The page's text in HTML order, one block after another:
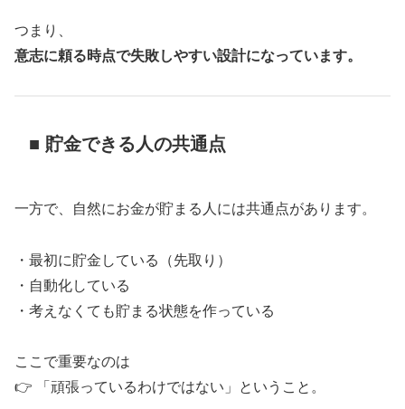
つまり、
意志に頼る時点で失敗しやすい設計になっています。
■ 貯金できる人の共通点
一方で、自然にお金が貯まる人には共通点があります。
・最初に貯金している（先取り）
・自動化している
・考えなくても貯まる状態を作っている
ここで重要なのは
👉 「頑張っているわけではない」ということ。